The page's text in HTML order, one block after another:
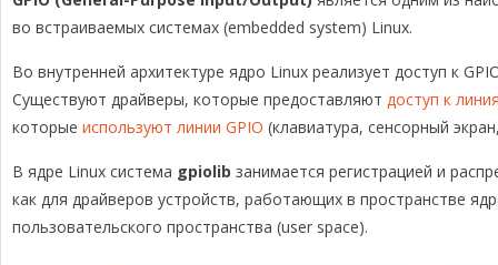
во встраиваемых системах (embedded system) Linux.
Во внутренней архитектуре ядро Linux реализует доступ к
Существуют драйверы, которые предоставляют доступ к
которые используют линии GPIO (клавиатура, сенсорный
В ядре Linux система gpiolib занимается регистрацией и
как для драйверов устройств, работающих в пространстве
пользовательского пространства (user space).